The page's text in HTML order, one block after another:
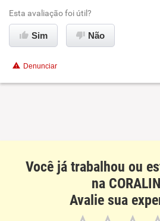
Ambiente de trabalho
Conciliação com a vida familiar
Esta avaliação foi útil?
Sim Não
Denunciar
Você já trabalhou ou
na
Avalie sua